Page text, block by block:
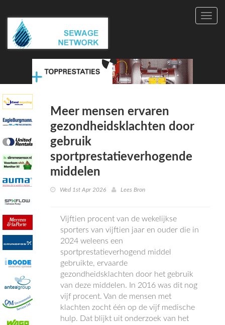
Meer mensen ervaren
gezondheidsklachten door
gebruik
sportprestatieverhogende
middelen
Wed 1st Apr 2026 Lees Bron
Vijftien procent van de wekelijkse
sporters van vijftien jaar en ouder die in
2024 weleens een
sportprestatieverhogend middel
gebruikte, ervaarde
gezondheidsklachten door het gebruik
van deze middelen. In 2016 was dit nog
vijf procent. Van de mensen met
klachten zocht één op de vijf medische
hulp. Dat blijkt uit onderzoek van het